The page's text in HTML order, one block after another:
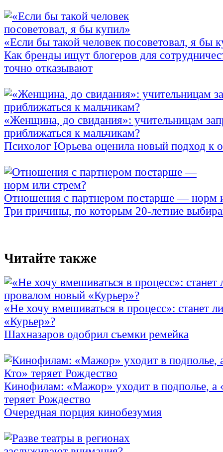
«Если бы такой человек посоветовал, я бы
Как бренды ищут блогеров для
точно отказывают
«Женщина, до свидания»: учительницам
приближаться к мальчикам?
Психолог Юрьева оценила новый подход к
Отношения с партнером постарше — норм
Три причины, по которым 20-летние
Читайте также
«Не хочу вмешиваться в процесс»: станет
«Курьер»?
Шахназаров одобрил съемки ремейка
Кинофилам: «Мажор» уходит в подполье, а
теряет Рождество
Очередная порция кинобезумия